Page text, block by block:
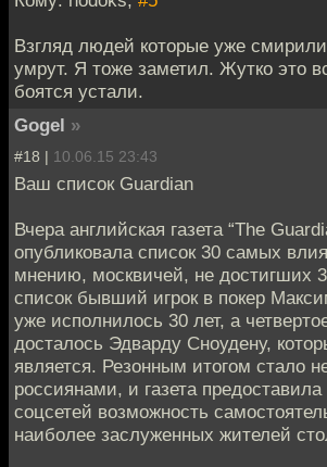
Взгляд людей которые уже
умрут. Я тоже заметил. Жутко это
боятся устали.
Gogel »
#18 | 10.06.15 23:43
Ваш список Guardian
Вчера английская газета “The
опубликовала список 30 самых
мнению, москвичей, не достигших
список бывший игрок в покер
уже исполнилось 30 лет, а
досталось Эдварду Сноудену,
является. Резонным итогом стало
россиянами, и газета
соцсетей возможность
наиболее заслуженных жителей